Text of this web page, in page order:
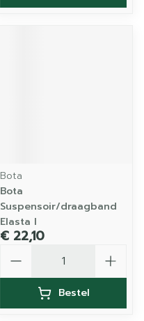
Bota
Bota
Suspensoir/draagband
Elasta l
€ 22,10
Bestel